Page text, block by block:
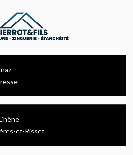
et-Risset